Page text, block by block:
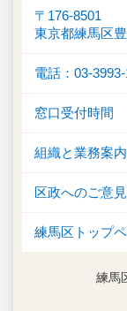
〒176-8501
東京都練馬区
電話：03-3993-
窓口受付時間
組織と業務案内
区政へのご意見
練馬区トップ
練馬